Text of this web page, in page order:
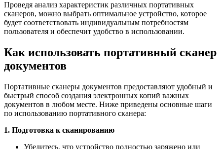
Проведя анализ характеристик различных портативных
сканеров, можно выбрать оптимальное устройство, которое
будет соответствовать индивидуальным потребностям
пользователя и обеспечит удобство в использовании.
Как использовать портативный сканер
документов
Портативные сканеры документов предоставляют удобный и
быстрый способ создания электронных копий важных
документов в любом месте. Ниже приведены основные шаги
по использованию портативного сканера:
1. Подготовка к сканированию
Убедитесь, что устройство полностью заряжено или